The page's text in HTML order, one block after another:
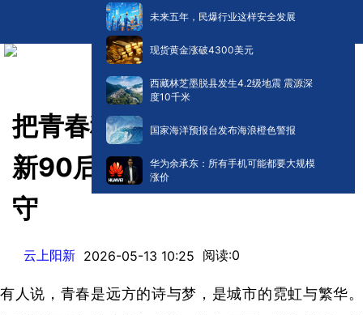
未来五年，民爆行业这样安全发展
现货黄金涨破4300美元
西藏林芝墨脱县发生4.2级地震 震源深
度10千米
国家海洋预报台发布海浪橙色警报
华为余承东：所有手机可能都要大规模
涨价
把青春种在泥土里——黄石阳
新90后村医张啸的十余载坚
守
云上阳新 2026-05-13 10:25 阅读:0
有人说，青春是远方的诗与梦，是城市的霓虹与繁华。